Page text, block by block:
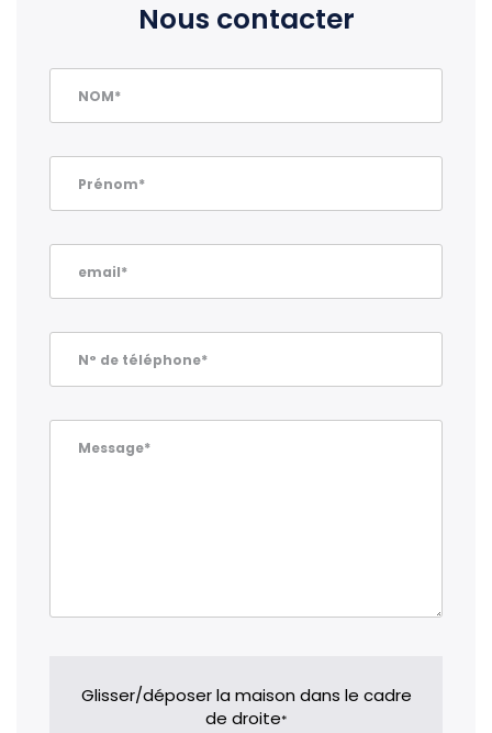
Nous contacter
NOM*
Prénom*
email*
N° de téléphone*
Message*
Glisser/déposer la maison dans le cadre
de droite*